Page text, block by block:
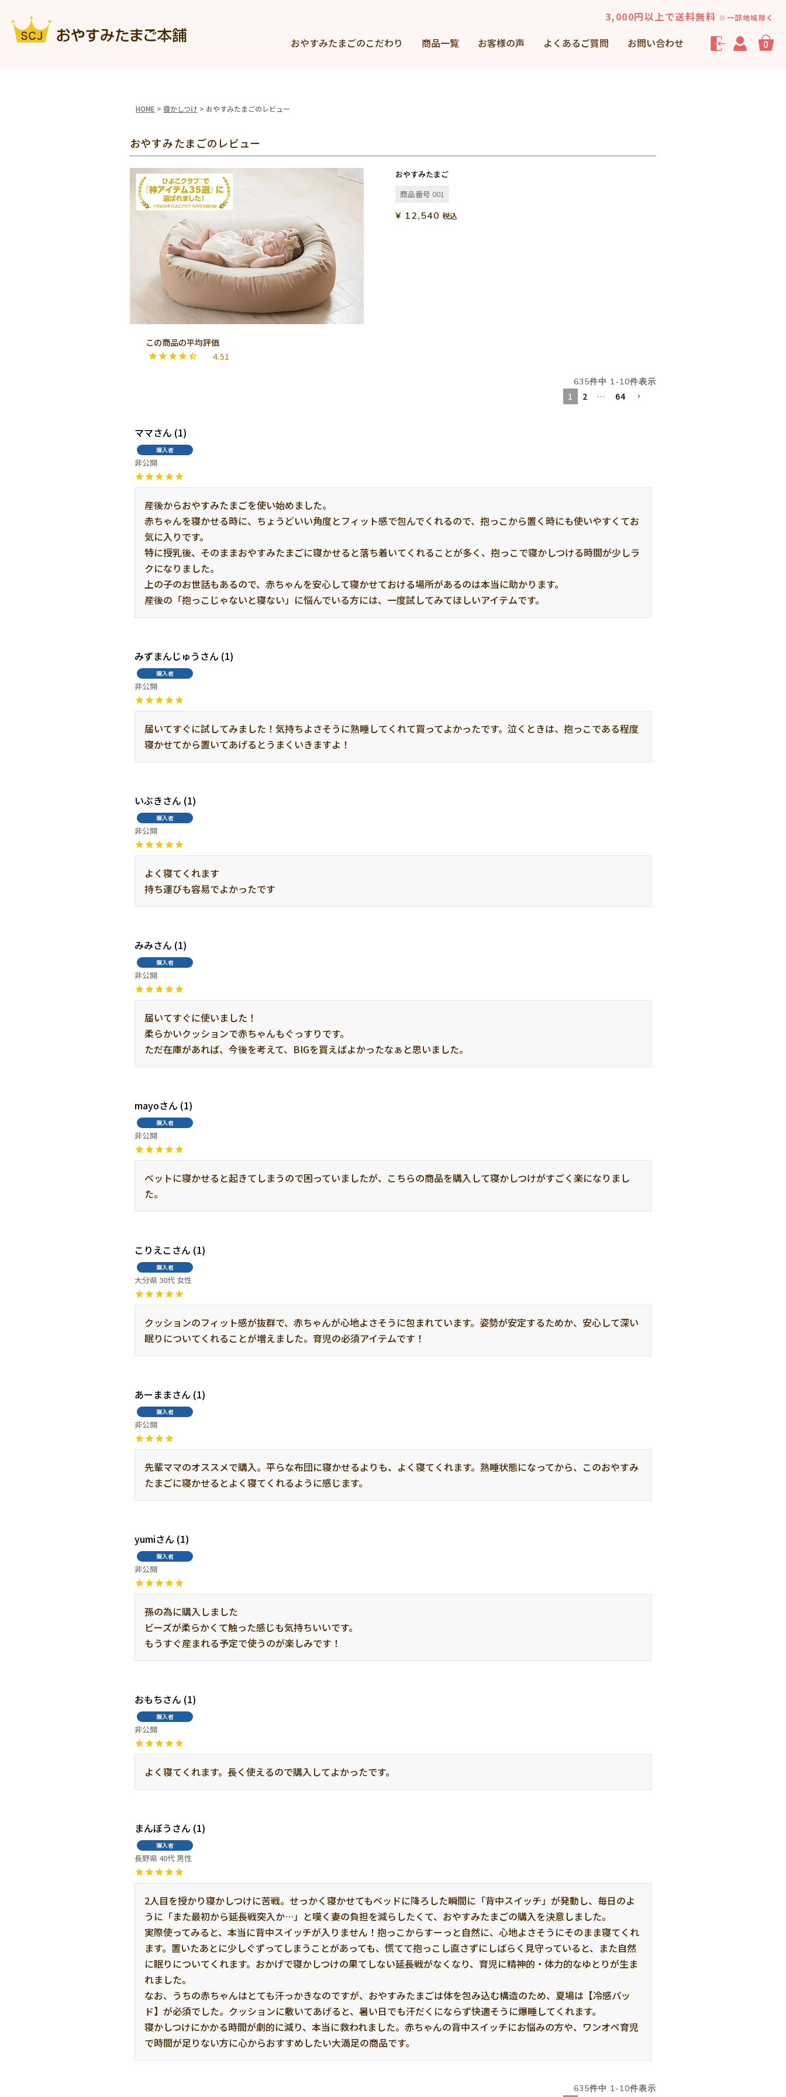
3,000円以上で送料無料 ※一部地域除く
おやすみたまごのこだわり 商品一覧 お客様の声 よくあるご質問 お問い合わせ 0
HOME 寝かしつけ おやすみたまごのレビュー
おやすみたまごのレビュー
おやすみたまご
商品番号 001
¥ 12,540 税込
4.51
635件中 1-10件表示
1 2 … 64
ママ 1
購入者
非公開
産後からおやすみたまごを使い始めました。
赤ちゃんを寝かせる時に、ちょうどいい角度とフィット感で包んでくれるので、抱っこから置く時にも使いやすくてお
気に入りです。
特に授乳後、そのままおやすみたまごに寝かせると落ち着いてくれることが多く、抱っこで寝かしつける時間が少しラ
クになりました。
上の子のお世話もあるので、赤ちゃんを安心して寝かせておける場所があるのは本当に助かります。
産後の「抱っこじゃないと寝ない」に悩んでいる方には、一度試してみてほしいアイテムです。
みずまんじゅう 1
購入者
非公開
届いてすぐに試してみました！気持ちよさそうに熟睡してくれて買ってよかったです。泣くときは、抱っこである程度
寝かせてから置いてあげるとうまくいきますよ！
いぶき 1
購入者
非公開
よく寝てくれます
持ち運びも容易でよかったです
みみ 1
購入者
非公開
届いてすぐに使いました！
柔らかいクッションで赤ちゃんもぐっすりです。
ただ在庫があれば、今後を考えて、BIGを買えばよかったなぁと思いました。
mayo 1
購入者
非公開
ベットに寝かせると起きてしまうので困っていましたが、こちらの商品を購入して寝かしつけがすごく楽になりまし
た。
こりえこ 1
購入者
大分県30代 女性
クッションのフィット感が抜群で、赤ちゃんが心地よさそうに包まれています。姿勢が安定するためか、安心して深い
眠りについてくれることが増えました。育児の必須アイテムです！
あーまま 1
購入者
非公開
先輩ママのオススメで購入。平らな布団に寝かせるよりも、よく寝てくれます。熟睡状態になってから、このおやすみ
たまごに寝かせるとよく寝てくれるように感じます。
yumi 1
購入者
非公開
孫の為に購入しました
ビーズが柔らかくて触った感じも気持ちいいです。
もうすぐ産まれる予定で使うのが楽しみです！
おもち 1
購入者
非公開
よく寝てくれます。長く使えるので購入してよかったです。
まんぼう 1
購入者
長野県 40代 男性
2人目を授かり寝かしつけに苦戦。せっかく寝かせてもベッドに降ろした瞬間に「背中スイッチ」が発動し、毎日のよ
うに「また最初から延長戦突入か…」と嘆く妻の負担を減らしたくて、おやすみたまごの購入を決意しました。
実際使ってみると、本当に背中スイッチが入りません！抱っこからすーっと自然に、心地よさそうにそのまま寝てくれ
ます。置いたあとに少しぐずってしまうことがあっても、慌てて抱っこし直さずにしばらく見守っていると、また自然
に眠りについてくれます。おかげで寝かしつけの果てしない延長戦がなくなり、育児に精神的・体力的なゆとりが生ま
れました。
なお、うちの赤ちゃんはとても汗っかきなのですが、おやすみたまごは体を包み込む構造のため、夏場は【冷感パッ
ド】が必須でした。クッションに敷いてあげると、暑い日でも汗だくにならず快適そうに爆睡してくれます。
寝かしつけにかかる時間が劇的に減り、本当に救われました。赤ちゃんの背中スイッチにお悩みの方や、ワンオペ育児
で時間が足りない方に心からおすすめしたい大満足の商品です。
635件中 1-10件表示